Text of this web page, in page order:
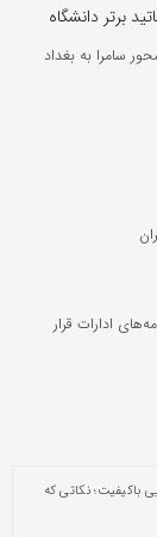
برتر دانشگاه
ادارات قرار
باکیفیت؛ نکاتی که